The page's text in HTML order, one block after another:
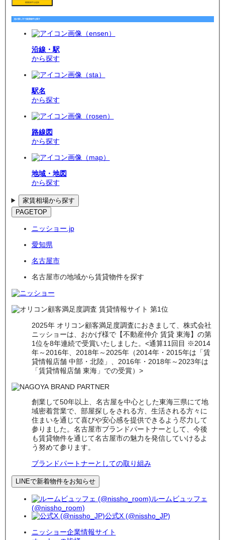
検索条件を追加
他の探し方で賃貸物件を探す
沿線・駅
から探す
駅名
から探す
路線図
から探す
地域・地図
から探す
家賃相場から探す
PAGETOP
ニッショー.jp
愛知県
名古屋市
名古屋市の地域から賃貸物件を探す
2025年 オリコン顧客満足度調査におきまして、株式会社
ニッショーは、おかげ様で【不動産仲介 賃貸 東海】の第
1位を8年連続で受賞いたしました。<通算11回目 ※2014
年～2016年、2018年～2025年（2014年・2015年は「賃
貸情報店舗 中部・北陸」、2016年・2018年～2023年は
「賃貸情報店舗 東海」での受賞）>
創業して50年以上、名古屋を中心とした東海三県にて地
域密着営業で、部屋探しをされる方、生活される方々に
住まいを通じて喜びや安心感を提供できるよう尽力して
参りました。名古屋市ブランドパートナーとして、今後
も賃貸物件を通じて名古屋市の魅力を発信していけるよ
う努めて参ります。
ブランドパートナーとしての取り組み
LINEで新着物件をお知らせ
ルームビュッフェ
(@nissho_room)
公式X (@nissho_JP)
ニッショー企業情報サイト